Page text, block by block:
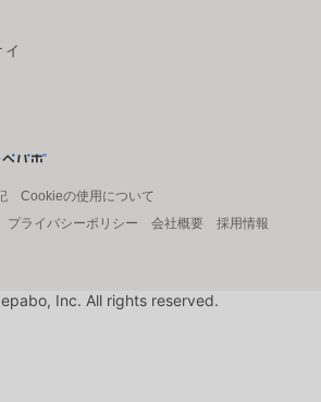
Cookieの使用について
プライバシーポリシー 会社概要
採用情報
Inc. All rights reserved.